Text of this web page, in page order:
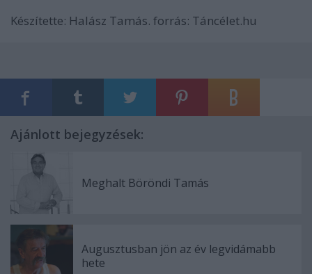
Készítette: Halász Tamás. forrás: Táncélet.hu
Ajánlott bejegyzések:
Meghalt Böröndi Tamás
Augusztusban jön az év legvidámabb
hete